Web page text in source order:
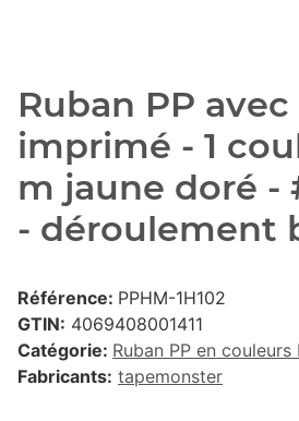
Ruban PP
imprimé - 1
m jaune doré -
- déroulement
Référence: PPHM-1H102
GTIN: 4069408001411
Catégorie: Ruban PP en couleurs
Fabricants: tapemonster